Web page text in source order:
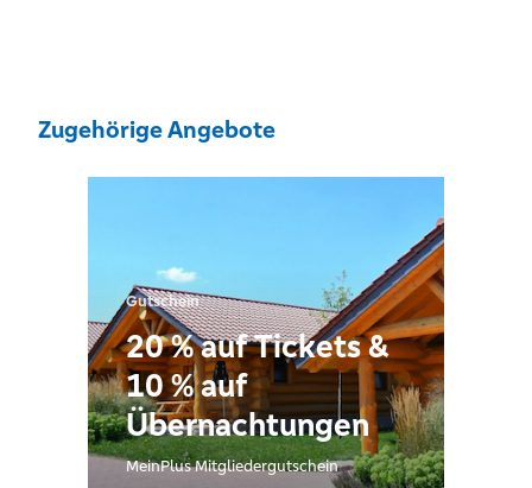
Zugehörige Angebote
Gutschein
20 % auf Tickets &
10 % auf
Übernachtungen
MeinPlus Mitgliedergutschein